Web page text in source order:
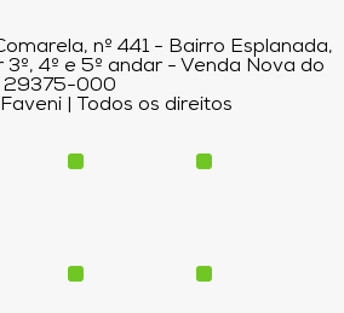
nº 441 - Bairro Esplanada,
3º, 4º e 5º andar - Venda Nova do
29375-000
| Todos os direitos